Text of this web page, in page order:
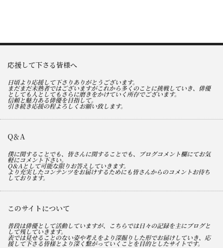
応援して下さる皆様へ
日頃より応援して下さりありがとうございます。
まだまだ未熟者ではございますがこれから多くのことに挑戦していき、俳優
としても人としてもさらに磨きをかけていく所存でございます。
信頼と魅力ある俳優を目指して。
引き続き応援の程よろしくお願い致します。
Q＆A
僕に関することでも、皆さんに関することでも、ブログコメント欄にてお気
軽にコメント下さい。
Q＆Aとして可能な限りお答えしていきます。
より充実したコンテンツをお届けするためにも皆さんからのコメントお待ち
しております。
このサイトについて
普段は俳優として活動していますが、こちらでは日々の記録を主にブログと
して残していきます。
表では見せることのない姿や考えをより深掘りした形でお届けしていき、応
援して下さる皆様とより深く繋がっていくことを目的としたサイトです。